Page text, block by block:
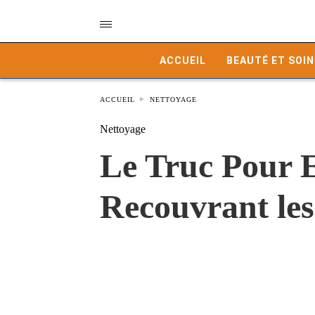
ACCUEIL BEAUTÉ ET SOIN
ACCUEIL NETTOYAGE
Nettoyage
Le Truc Pour
Recouvrant